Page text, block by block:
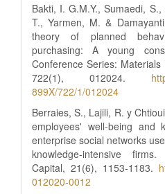
Bakti, I. G.M.Y., Sumaedi,
T., Yarmen, M. &
theory of planned
purchasing: A young
Conference Series:
722(1), 012024.
899X/722/1/012024
Berraies, S., Lajili, R. y
employees' well-being and
enterprise social networks
knowledge-intensive
Capital, 21(6), 1153-1183.
012020-0012